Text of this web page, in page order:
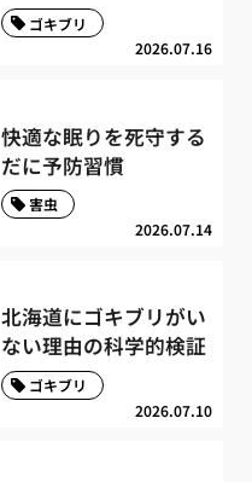
2026.07.16
ゴキブリ
快適な眠りを死守する
だに予防習慣
2026.07.14
害虫
北海道にゴキブリがい
ない理由の科学的検証
2026.07.10
ゴキブリ